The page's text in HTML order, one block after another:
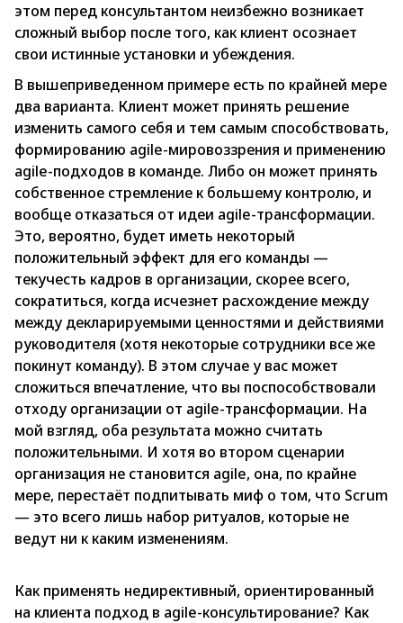
этом перед консультантом неизбежно возникает
сложный выбор после того, как клиент осознает
свои истинные установки и убеждения.
В вышеприведенном примере есть по крайней мере
два варианта. Клиент может принять решение
изменить самого себя и тем самым способствовать,
формированию agile-мировоззрения и применению
agile-подходов в команде. Либо он может принять
собственное стремление к большему контролю, и
вообще отказаться от идеи agile-трансформации.
Это, вероятно, будет иметь некоторый
положительный эффект для его команды —
текучесть кадров в организации, скорее всего,
сократиться, когда исчезнет расхождение между
между декларируемыми ценностями и действиями
руководителя (хотя некоторые сотрудники все же
покинут команду). В этом случае у вас может
сложиться впечатление, что вы поспособствовали
отходу организации от agile-трансформации. На
мой взгляд, оба результата можно считать
положительными. И хотя во втором сценарии
организация не становится agile, она, по крайне
мере, перестаёт подпитывать миф о том, что Scrum
— это всего лишь набор ритуалов, которые не
ведут ни к каким изменениям.
Как применять недирективный, ориентированный
на клиента подход в agile-консультирование? Как